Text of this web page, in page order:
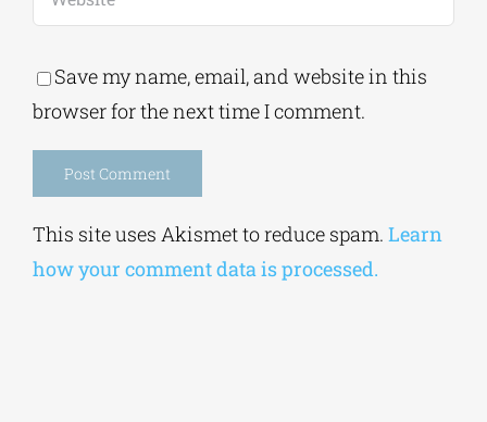
Save my name, email, and website in this
browser for the next time I comment.
This site uses Akismet to reduce spam. Learn
how your comment data is processed.